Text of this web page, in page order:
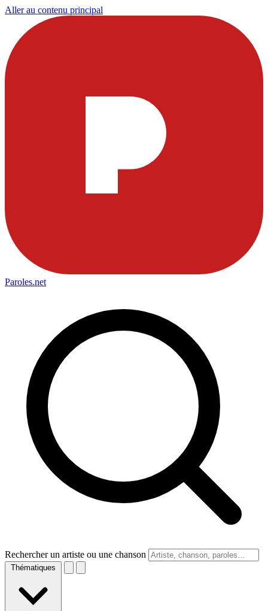
Aller au contenu principal
Paroles.net
Rechercher un artiste ou une chanson
Thématiques